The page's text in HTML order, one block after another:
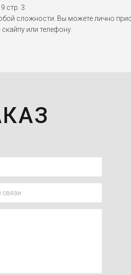
стр. 3.
сложности. Вы можете лично
или телефону.